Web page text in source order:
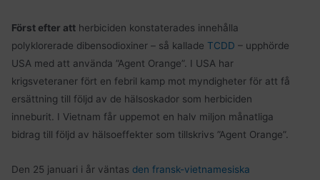
Först efter att herbiciden konstaterades innehålla
polyklorerade dibensodioxiner – så kalladeTCDD – upphörde
USA med att använda ”Agent Orange”. I USA har
krigsveteraner fört en febril kamp mot myndigheter för att få
ersättning till följd av de hälsoskador som herbiciden
inneburit. I Vietnam får uppemot en halv miljon månatliga
bidrag till följd av hälsoeffekter som tillskrivs ”Agent Orange”.
Den 25 januari i år väntas den fransk-vietnamesiska